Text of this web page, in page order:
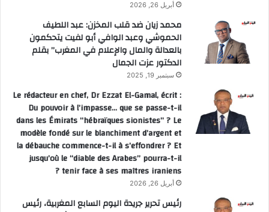
أبريل 26, 2026
محمد زيان ضد قلب المخزن: عبد اللطيف
الحموشي وعبد الوافي أبو لفيت يتحكمون
بالعدالة والمال والإعلام في المغرب” بقلم
الدكتور عزت الجمال
سبتمبر 19, 2025
Le rédacteur en chef, Dr Ezzat El-Gamal, écrit :
Du pouvoir à l’impasse… que se passe-t-il
dans les Émirats “hébraïques sionistes” ? Le
modèle fondé sur le blanchiment d’argent et
la débauche commence-t-il à s’effondrer ? Et
jusqu’où le “diable des Arabes” pourra-t-il
tenir face à ses maîtres iraniens ?
أبريل 26, 2026
رئيس تحرير جريدة اليوم السابع المغربية، رئيس